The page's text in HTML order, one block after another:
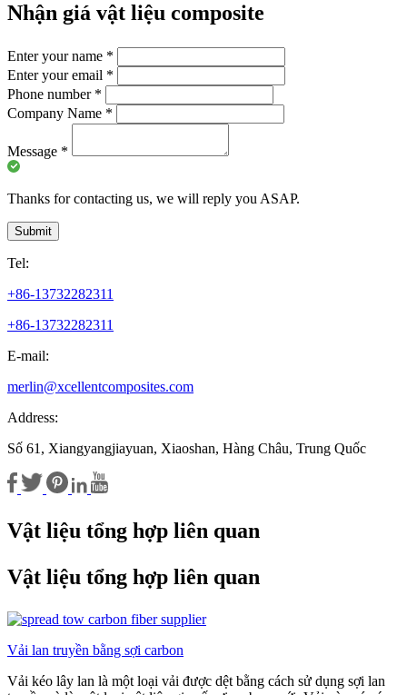
Nhận giá vật liệu composite
Enter your name *
Enter your email *
Phone number *
Company Name *
Message *
Thanks for contacting us, we will reply you ASAP.
Submit
Tel:
+86-13732282311
+86-13732282311
E-mail:
merlin@xcellentcomposites.com
Address:
Số 61, Xiangyangjiayuan, Xiaoshan, Hàng Châu, Trung Quốc
Vật liệu tổng hợp liên quan
Vật liệu tổng hợp liên quan
Vải lan truyền bằng sợi carbon
Vải kéo lây lan là một loại vải được dệt bằng cách sử dụng sợi lan